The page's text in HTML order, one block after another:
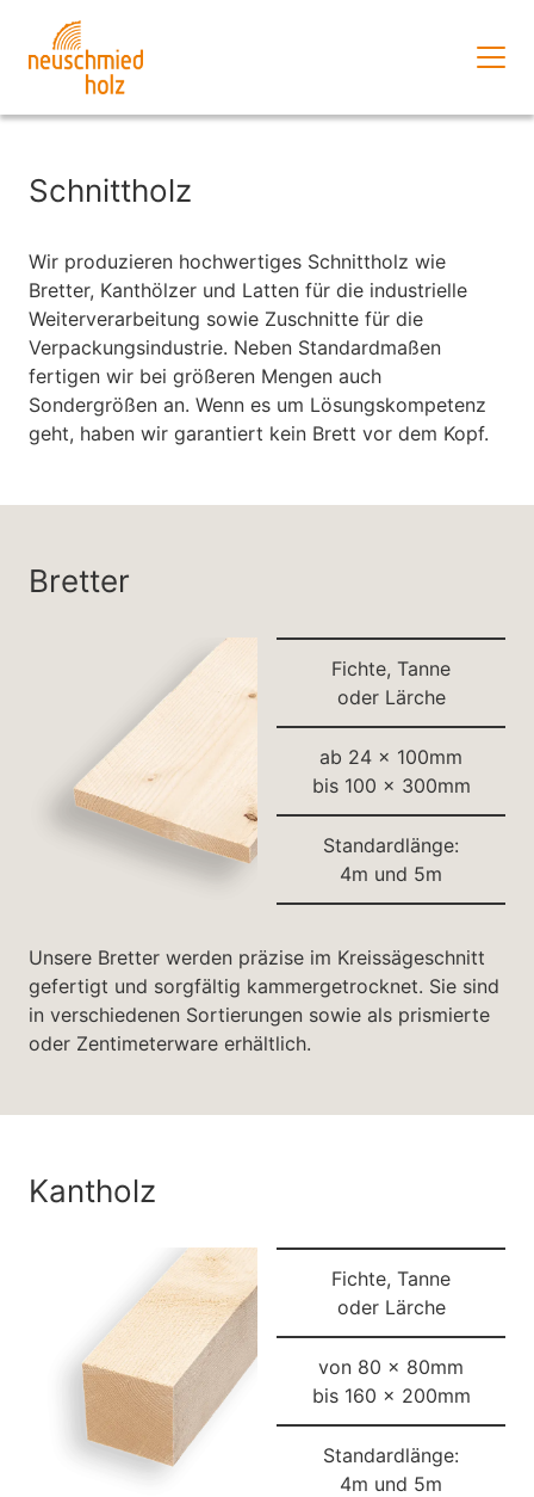
springen
Zum
Zum
springen
Schnittholz
Wir produzieren hochwertiges Schnittholz wie
Bretter, Kanthölzer und Latten für die industrielle
Weiterverarbeitung sowie Zuschnitte für die
Verpackungsindustrie. Neben Standardmaßen
fertigen wir bei größeren Mengen auch
Sondergrößen an. Wenn es um Lösungskompetenz
geht, haben wir garantiert kein Brett vor dem Kopf.
Bretter
Fichte, Tanne
oder Lärche
ab 24 x 100mm
bis 100 x 300mm
Standardlänge:
4m und 5m
Unsere Bretter werden präzise im Kreissägeschnitt
gefertigt und sorgfältig kammergetrocknet. Sie sind
in verschiedenen Sortierungen sowie als prismierte
oder Zentimeterware erhältlich.
Kantholz
Fichte, Tanne
oder Lärche
von 80 x 80mm
bis 160 x 200mm
Standardlänge:
4m und 5m